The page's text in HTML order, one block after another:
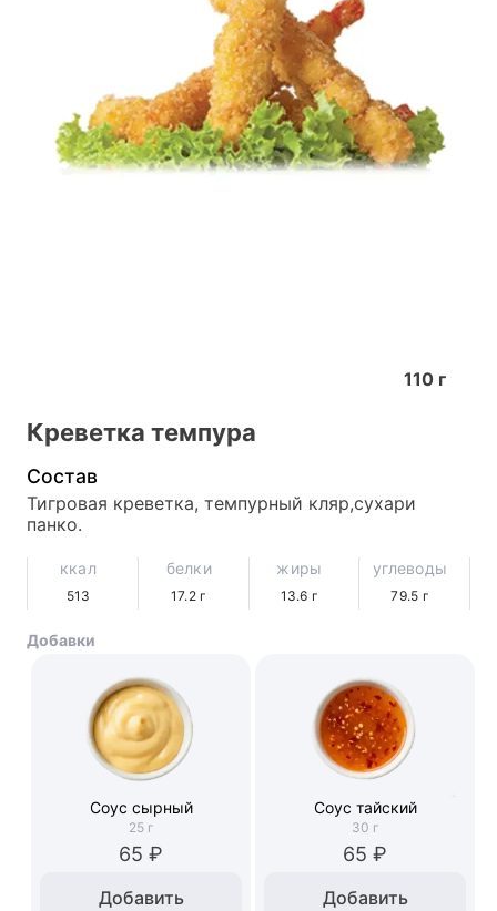
110 г
Креветка темпура
Состав
Тигровая креветка, темпурный кляр,сухари
панко.
ккал
513
белки
17.2г
жиры
13.6 г
углеводы
79.5 г
Добавки
Соус сырный
25г
65 ₽
Добавить
Соус тайский
30 г
65 ₽
Добавить